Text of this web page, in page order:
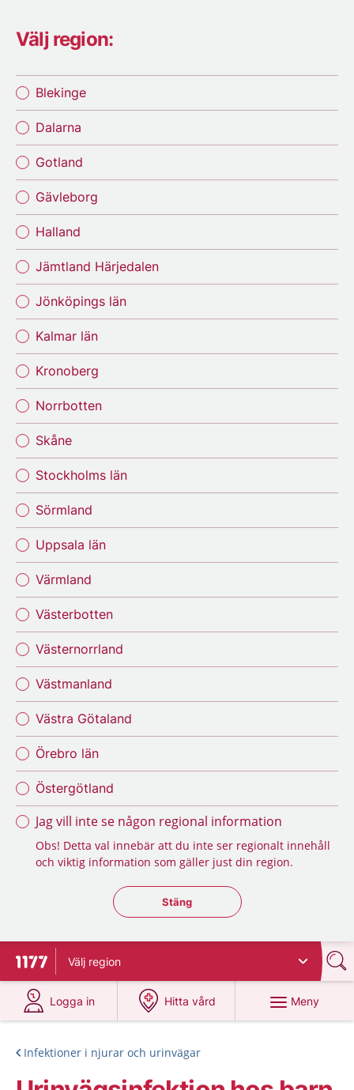
Välj region:
Blekinge
Dalarna
Gotland
Gävleborg
Halland
Jämtland Härjedalen
Jönköpings län
Kalmar län
Kronoberg
Norrbotten
Skåne
Stockholms län
Sörmland
Uppsala län
Värmland
Västerbotten
Västernorrland
Västmanland
Västra Götaland
Örebro län
Östergötland
Jag vill inte se någon regional information
Obs! Detta val innebär att du inte ser regionalt innehåll
och viktig information som gäller just din region.
Stäng regionsväljaren
Stäng
Till startsidan för 1177
Välj region
Logga in
på 1177.se
Hitta vård
på 1177.se
Meny
Infektioner i njurar och urinvägar